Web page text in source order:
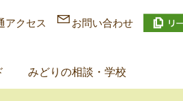
アクセス お問い合わせ
みどりの相談・学校